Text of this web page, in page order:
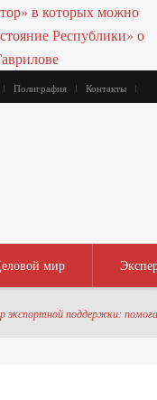
Полиграфия Контакты
мир
экспортной поддержки: